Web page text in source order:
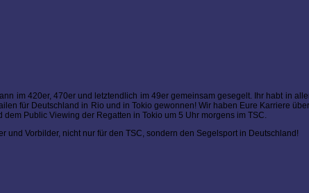
im 420er, 470er und letztendlich im 49er gemeinsam gesegelt. Ihr habt in
für Deutschland in Rio und in Tokio gewonnen! Wir haben Eure Karriere
Public Viewing der Regatten in Tokio um 5 Uhr morgens im TSC.
Vorbilder, nicht nur für den TSC, sondern den Segelsport in Deutschland!